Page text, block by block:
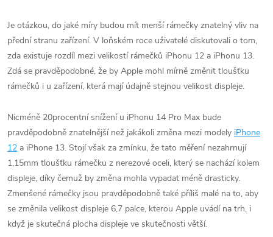
Je otázkou, do jaké míry budou mít menší rámečky znatelný vliv na
přední stranu zařízení. V loňském roce uživatelé diskutovali o tom,
zda existuje rozdíl mezi velikostí rámečků iPhonu 12 a iPhonu 13.
Zdá se pravděpodobné, že by Apple mohl mírně změnit tloušťku
rámečků i u zařízení, která mají údajně stejnou velikost displeje.
Nicméně 20procentní snížení u iPhonu 14 Pro Max bude
pravděpodobně znatelnější než jakákoli změna mezi modely iPhone
12 a iPhone 13. Stojí však za zmínku, že tato měření nezahrnují
1,15mm tloušťku rámečku z nerezové oceli, který se nachází kolem
displeje, díky čemuž by změna mohla vypadat méně drasticky.
Zmenšené rámečky jsou pravděpodobně také příliš malé na to, aby
se změnila velikost displeje 6,7 palce, kterou Apple uvádí na trh, i
když je skutečná plocha displeje ve skutečnosti větší.